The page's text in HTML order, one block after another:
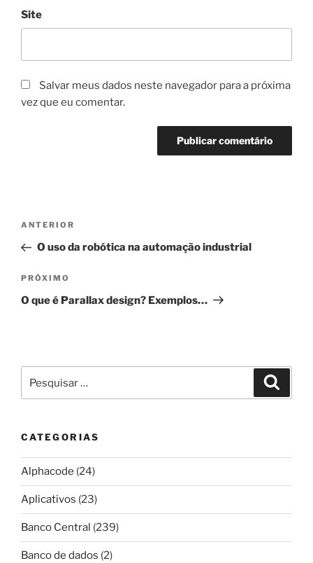
Site
Salvar meus dados neste navegador para a próxima
vez que eu comentar.
Navegação
Post
Post
anterior
ANTERIOR
O uso da robótica na automação industrial
Próximo
post
PRÓXIMO
O que é Parallax design? Exemplos…
por:
CATEGORIAS
Alphacode (24)
Aplicativos (23)
Banco Central (239)
Banco de dados (2)